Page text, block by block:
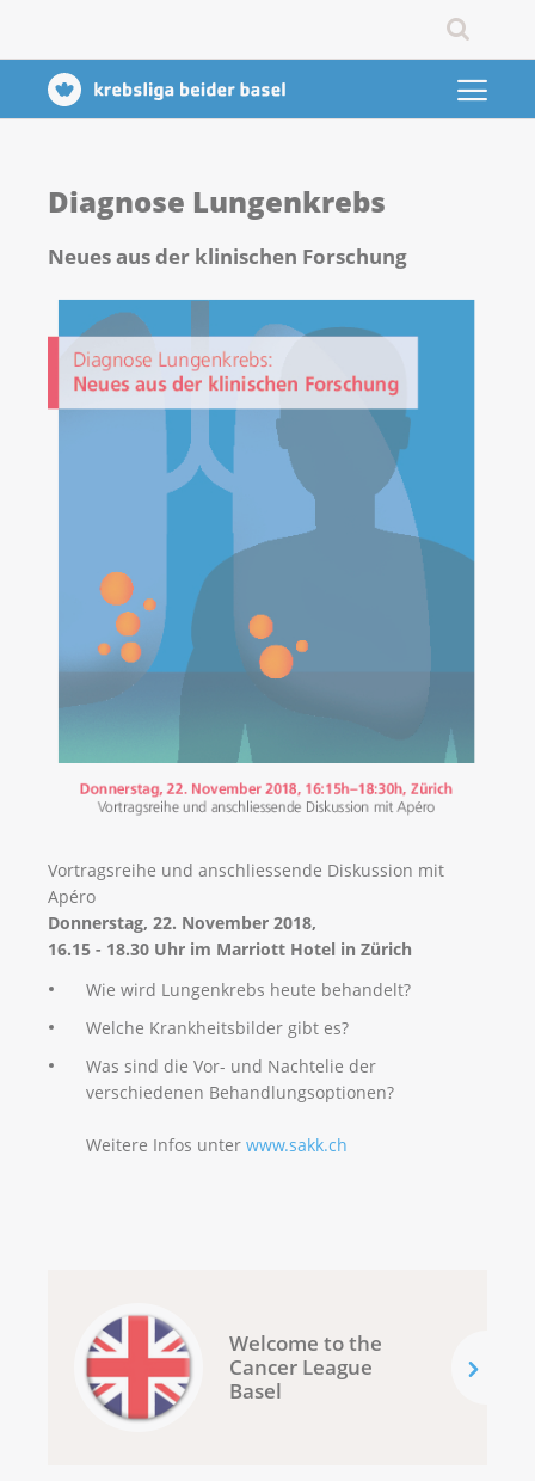
Diagnose Lungenkrebs
Neues aus der klinischen Forschung
Vortragsreihe und anschliessende Diskussion mit
Apéro
Donnerstag, 22. November 2018,
16.15 - 18.30 Uhr im Marriott Hotel in Zürich
Wie wird Lungenkrebs heute behandelt?
Welche Krankheitsbilder gibt es?
Was sind die Vor- und Nachtelie der
verschiedenen Behandlungsoptionen?
Weitere Infos unter www.sakk.ch
Welcome to the
Cancer League
Basel